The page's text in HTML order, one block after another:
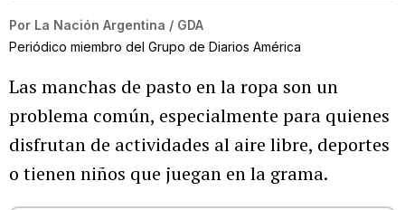
Por La Nación Argentina / GDA
Periódico miembro del Grupo de Diarios América
Las manchas de pasto en la ropa son un
problema común, especialmente para quienes
disfrutan de actividades al aire libre, deportes
o tienen niños que juegan en la grama.